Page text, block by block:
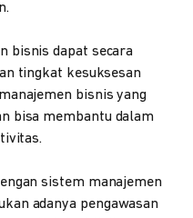
bisnis dapat secara
tingkat kesuksesan
bisnis yang
bisa membantu dalam
sistem manajemen
adanya pengawasan